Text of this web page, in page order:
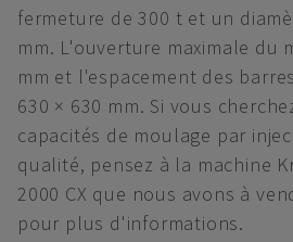
fermeture de 300 t et un
mm. L'ouverture maximale du
mm et l'espacement des
630 × 630 mm. Si vous
capacités de moulage par
qualité, pensez à la machine
2000 CX que nous avons à
pour plus d'informations.